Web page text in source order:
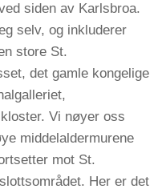
siden av Karlsbroa.
selv, og inkluderer
store St.
det gamle kongelige
Vi nøyer oss
middelaldermurene
mot St.
Her er det